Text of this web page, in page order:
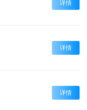
详情
详情
详情